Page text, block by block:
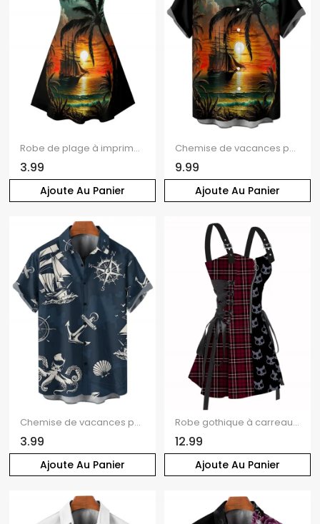
Ajoute Au Panier
Robe de plage à imprimé cocotiers et coucher de soleil, mini-robe à bretelles spaghetti pour les vacances
3.99
Ajoute Au Panier
Chemise de vacances pour homme, imprimé cocotiers et coucher de soleil, boutonnée, pour la plage
9.99
Ajoute Au Panier
Chemise de vacances pour homme, boutonnée, imprimé ancre et poulpe, idéale pour la plage
3.99
Ajoute Au Panier
Robe gothique à carreaux et imprimé têtes de mort, mini-robe à lacets et bretelles à boucle pour Halloween
12.99